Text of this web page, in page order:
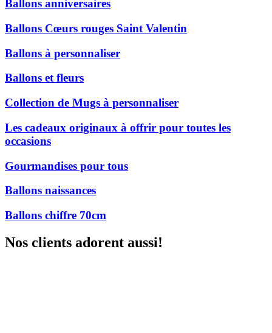
Ballons anniversaires
Ballons Cœurs rouges Saint Valentin
Ballons à personnaliser
Ballons et fleurs
Collection de Mugs à personnaliser
Les cadeaux originaux à offrir pour toutes les
occasions
Gourmandises pour tous
Ballons naissances
Ballons chiffre 70cm
Nos clients adorent aussi!